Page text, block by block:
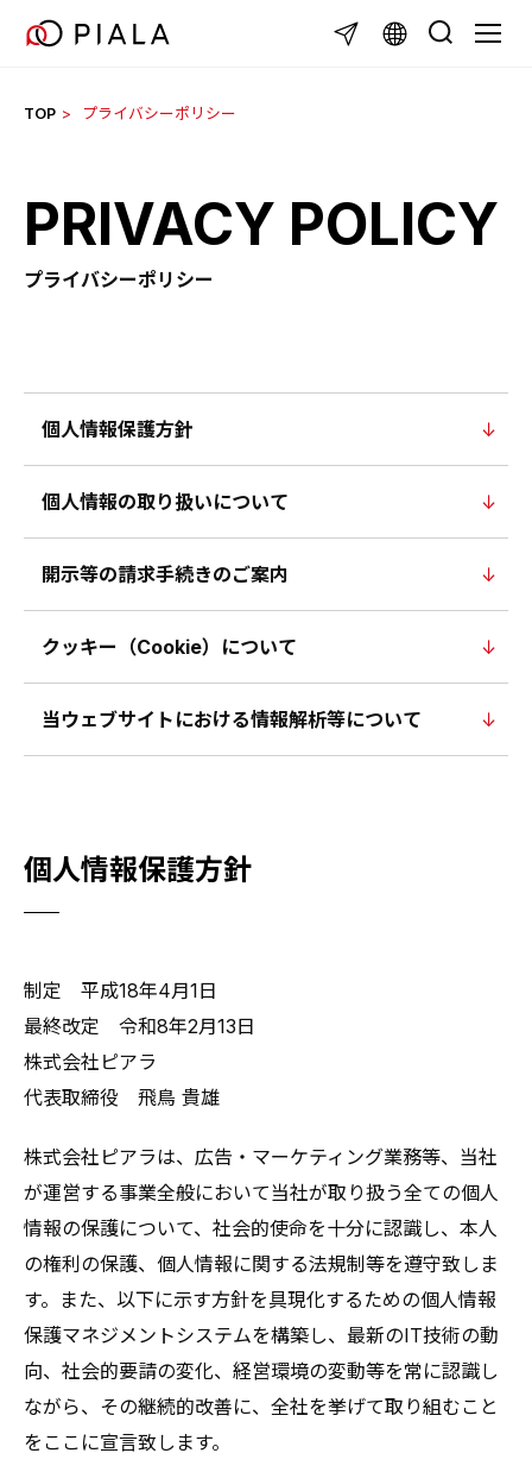
TOP プライバシーポリシー
PRIVACY POLICY
プライバシーポリシー
個人情報保護方針
個人情報の取り扱いについて
開示等の請求手続きのご案内
クッキー（Cookie）について
当ウェブサイトにおける情報解析等について
個人情報保護方針
制定 平成18年4月1日
最終改定 令和8年2月13日
株式会社ピアラ
代表取締役 飛鳥 貴雄
株式会社ピアラは、広告・マーケティング業務等、当社
が運営する事業全般において当社が取り扱う全ての個人
情報の保護について、社会的使命を十分に認識し、本人
の権利の保護、個人情報に関する法規制等を遵守致しま
す。また、以下に示す方針を具現化するための個人情報
保護マネジメントシステムを構築し、最新のIT技術の動
向、社会的要請の変化、経営環境の変動等を常に認識し
ながら、その継続的改善に、全社を挙げて取り組むこと
をここに宣言致します。